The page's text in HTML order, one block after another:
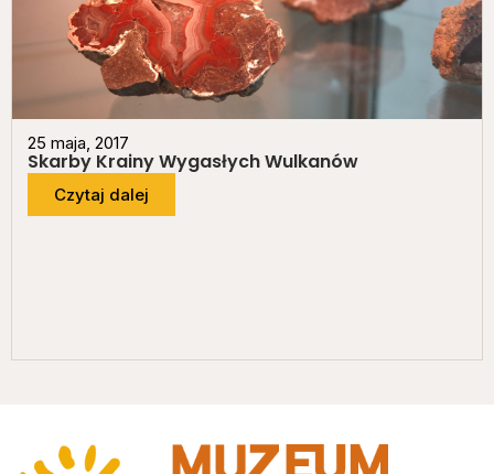
25 maja, 2017
Skarby Krainy Wygasłych Wulkanów
Czytaj dalej